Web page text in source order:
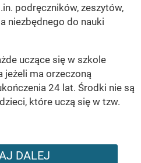
podręczników, zeszytów,
niezbędnego do nauki
uczące się w szkole
jeżeli ma orzeczoną
24 lat. Środki nie są
które uczą się w tzw.
DALEJ